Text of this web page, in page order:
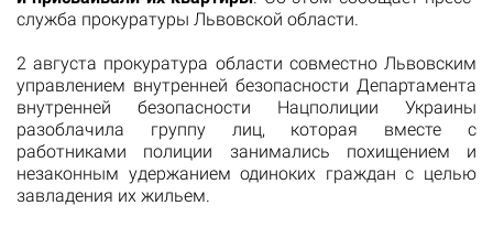
служба прокуратуры Львовской области.
2 августа прокуратура области совместно Львовским
управлением внутренней безопасности Департамента
внутренней безопасности Нацполиции Украины
разоблачила группу лиц, которая вместе с
работниками полиции занимались похищением и
незаконным удержанием одиноких граждан с целью
завладения их жильем.